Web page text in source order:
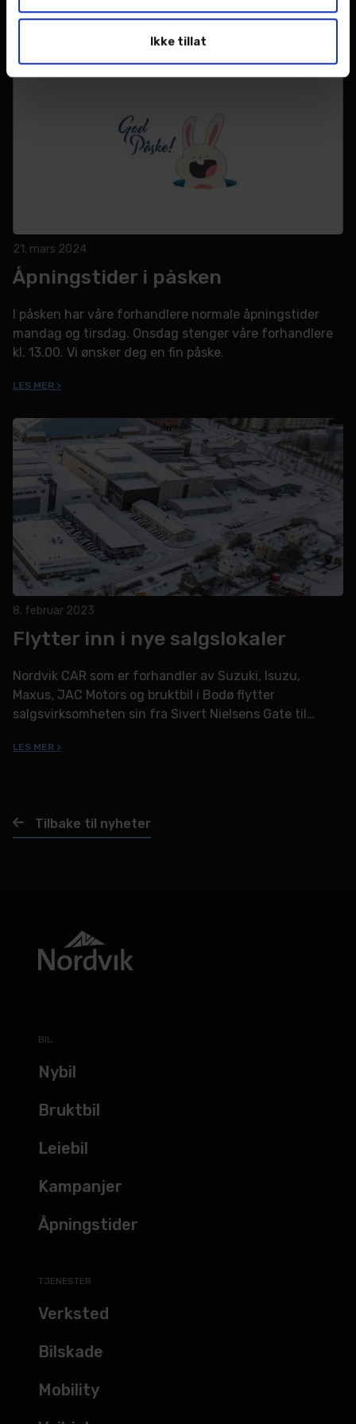
Ikke tillat
Relaterte nyheter
21. mars 2024
Åpningstider i påsken
I påsken har våre forhandlere normale åpningstider
mandag og tirsdag. Onsdag stenger våre forhandlere
kl. 13.00. Vi ønsker deg en fin påske.
LES MER >
8. februar 2023
Flytter inn i nye salgslokaler
Nordvik CAR som er forhandler av Suzuki, Isuzu,
Maxus, JAC Motors og bruktbil i Bodø flytter
salgsvirksomheten sin fra Sivert Nielsens Gate til
LES MER >
Tilbake til nyheter
BIL
Nybil
Bruktbil
Leiebil
Kampanjer
Åpningstider
TJENESTER
Verksted
Bilskade
Mobility